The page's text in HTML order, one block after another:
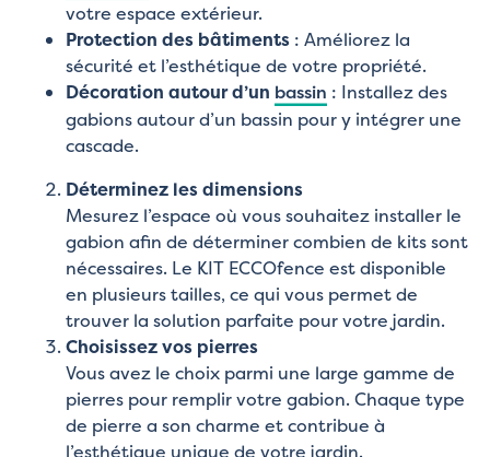
votre espace extérieur.
Protection des bâtiments : Améliorez la
sécurité et l’esthétique de votre propriété.
Décoration autour d’un bassin : Installez des
gabions autour d’un bassin pour y intégrer une
cascade.
Déterminez les dimensions
Mesurez l’espace où vous souhaitez installer le
gabion afin de déterminer combien de kits sont
nécessaires. Le KIT ECCOfence est disponible
en plusieurs tailles, ce qui vous permet de
trouver la solution parfaite pour votre jardin.
Choisissez vos pierres
Vous avez le choix parmi une large gamme de
pierres pour remplir votre gabion. Chaque type
de pierre a son charme et contribue à
l’esthétique unique de votre jardin.